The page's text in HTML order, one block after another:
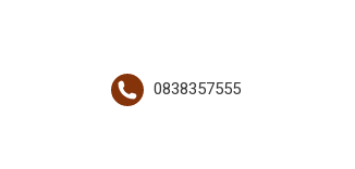
0838357555